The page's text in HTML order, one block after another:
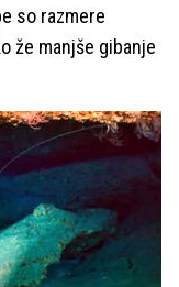
so razmere
že manjše gibanje